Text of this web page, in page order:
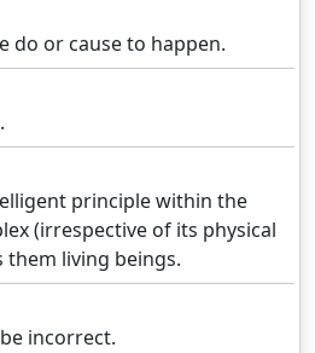
do or cause to happen.
principle within the
(irrespective of its physical
living beings.
incorrect.